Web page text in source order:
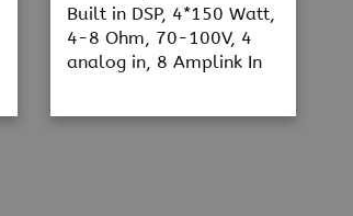
Built in DSP, 4*150 Watt,
4-8 Ohm, 70-100V, 4
analog in, 8 Amplink In